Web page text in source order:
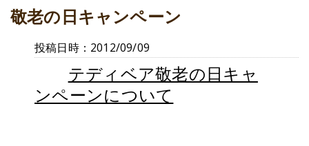
敬老の日キャンペーン
投稿日時：2012/09/09
テディベア敬老の日キャ
ンペーンについて